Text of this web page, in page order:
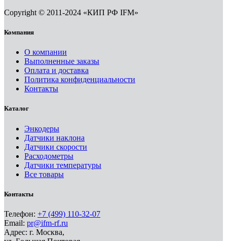
Copyright © 2011-2024 «КИП РФ IFM»
Компания
О компании
Выполненные заказы
Оплата и доставка
Политика конфиденциальности
Контакты
Каталог
Энкодеры
Датчики наклона
Датчики скорости
Расходометры
Датчики температуры
Все товары
Контакты
Телефон: +7 (499) 110-32-07
Email: pr@ifm-rf.ru
Адрес: г. Москва,